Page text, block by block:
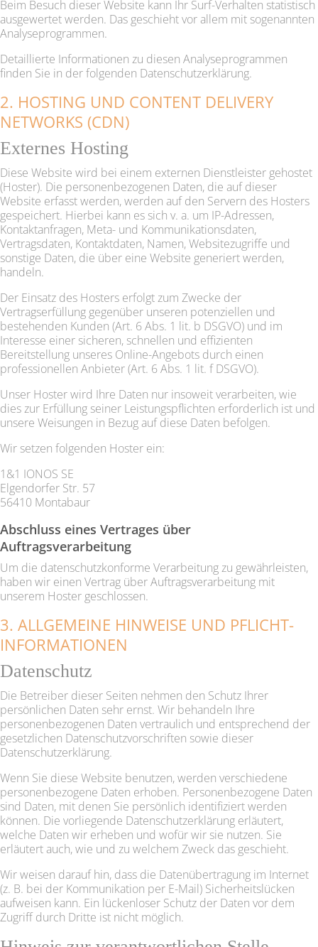
Beim Besuch dieser Website kann Ihr Surf-Verhalten statistisch
ausgewertet werden. Das geschieht vor allem mit sogenannten
Analyseprogrammen.
Detaillierte Informationen zu diesen Analyseprogrammen
finden Sie in der folgenden Datenschutzerklärung.
2. HOSTING UND CONTENT DELIVERY
NETWORKS (CDN)
Externes Hosting
Diese Website wird bei einem externen Dienstleister gehostet
(Hoster). Die personenbezogenen Daten, die auf dieser
Website erfasst werden, werden auf den Servern des Hosters
gespeichert. Hierbei kann es sich v. a. um IP-Adressen,
Kontaktanfragen, Meta- und Kommunikationsdaten,
Vertragsdaten, Kontaktdaten, Namen, Websitezugriffe und
sonstige Daten, die über eine Website generiert werden,
handeln.
Der Einsatz des Hosters erfolgt zum Zwecke der
Vertragserfüllung gegenüber unseren potenziellen und
bestehenden Kunden (Art. 6 Abs. 1 lit. b DSGVO) und im
Interesse einer sicheren, schnellen und effizienten
Bereitstellung unseres Online-Angebots durch einen
professionellen Anbieter (Art. 6 Abs. 1 lit. f DSGVO).
Unser Hoster wird Ihre Daten nur insoweit verarbeiten, wie
dies zur Erfüllung seiner Leistungspflichten erforderlich ist und
unsere Weisungen in Bezug auf diese Daten befolgen.
Wir setzen folgenden Hoster ein:
1&1 IONOS SE
Elgendorfer Str. 57
56410 Montabaur
Abschluss eines Vertrages über
Auftragsverarbeitung
Um die datenschutzkonforme Verarbeitung zu gewährleisten,
haben wir einen Vertrag über Auftragsverarbeitung mit
unserem Hoster geschlossen.
3. ALLGEMEINE HINWEISE UND PFLICHT­
INFORMATIONEN
Datenschutz
Die Betreiber dieser Seiten nehmen den Schutz Ihrer
persönlichen Daten sehr ernst. Wir behandeln Ihre
personenbezogenen Daten vertraulich und entsprechend der
gesetzlichen Datenschutzvorschriften sowie dieser
Datenschutzerklärung.
Wenn Sie diese Website benutzen, werden verschiedene
personenbezogene Daten erhoben. Personenbezogene Daten
sind Daten, mit denen Sie persönlich identifiziert werden
können. Die vorliegende Datenschutzerklärung erläutert,
welche Daten wir erheben und wofür wir sie nutzen. Sie
erläutert auch, wie und zu welchem Zweck das geschieht.
Wir weisen darauf hin, dass die Datenübertragung im Internet
(z. B. bei der Kommunikation per E-Mail) Sicherheitslücken
aufweisen kann. Ein lückenloser Schutz der Daten vor dem
Zugriff durch Dritte ist nicht möglich.